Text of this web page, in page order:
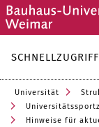
SCHNELLZUGRIFF
Universität
Hinweise für